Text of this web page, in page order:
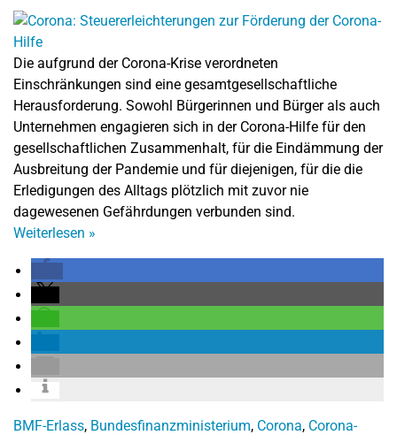
Die aufgrund der Corona-Krise verordneten
Einschränkungen sind eine gesamtgesellschaftliche
Herausforderung. Sowohl Bürgerinnen und Bürger als auch
Unternehmen engagieren sich in der Corona-Hilfe für den
gesellschaftlichen Zusammenhalt, für die Eindämmung der
Ausbreitung der Pandemie und für diejenigen, für die die
Erledigungen des Alltags plötzlich mit zuvor nie
dagewesenen Gefährdungen verbunden sind.
Weiterlesen »
BMF-Erlass, Bundesfinanzministerium, Corona, Corona-